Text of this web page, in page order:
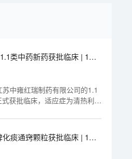
类中药新药获批临床 | 1分
中雍红瑞制药有限公司的1.1
获批临床，适应症为清热利
的疼痛，促进皮损消退。
痰通窍颗粒获批临床 | 1分